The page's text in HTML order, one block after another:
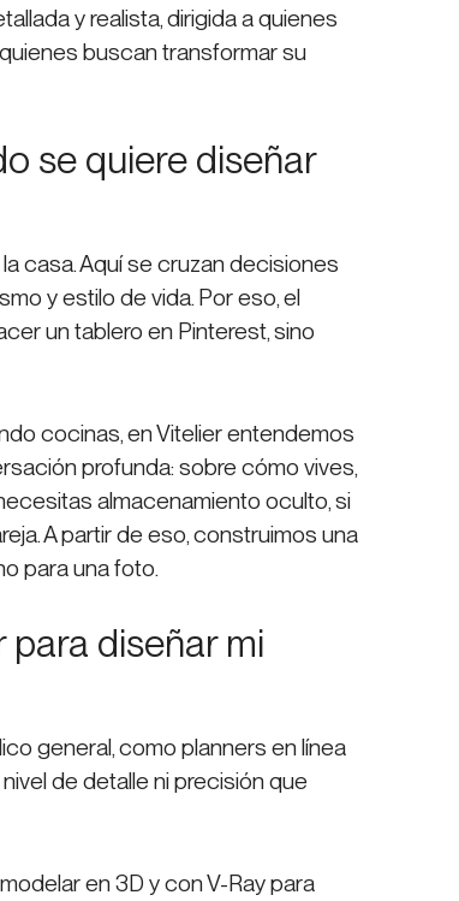
y realista, dirigida a quienes
buscan transformar su
se quiere diseñar
casa. Aquí se cruzan decisiones
y estilo de vida. Por eso, el
un tablero en Pinterest, sino
cocinas, en Vitelier entendemos
profunda: sobre cómo vives,
almacenamiento oculto, si
A partir de eso, construimos una
para una foto.
diseñar mi
general, como planners en línea
de detalle ni precisión que
en 3D y con V-Ray para